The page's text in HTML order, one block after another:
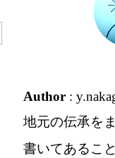
Author :
地元の伝承を
書いてあるこ